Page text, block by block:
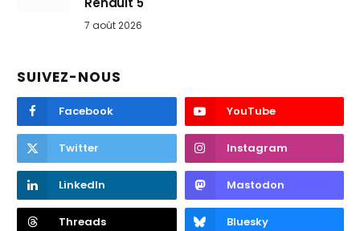
7 août 2026
SUIVEZ-NOUS
Facebook YouTube
Twitter Instagram
LinkedIn Mastodon
Threads Bluesky